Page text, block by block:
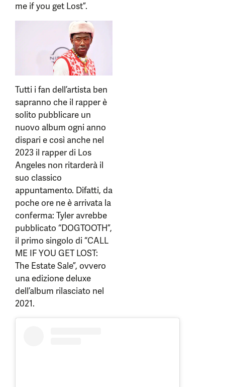
me if you get Lost”.
Tutti i fan dell’artista ben
sapranno che il rapper è
solito pubblicare un
nuovo album ogni anno
dispari e così anche nel
2023 il rapper di Los
Angeles non ritarderà il
suo classico
appuntamento. Difatti, da
poche ore ne è arrivata la
conferma: Tyler avrebbe
pubblicato “DOGTOOTH”,
il primo singolo di “CALL
ME IF YOU GET LOST:
The Estate Sale”, ovvero
una edizione deluxe
dell’album rilasciato nel
2021.